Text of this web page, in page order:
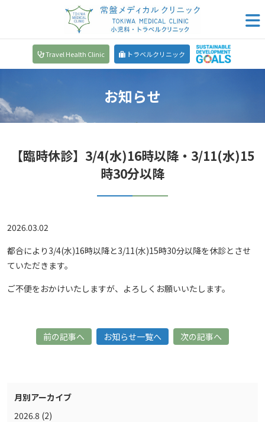
Travel Health Clinic トラベルクリニック
お知らせ
【臨時休診】3/4(水)16時以降・3/11(水)15
時30分以降
2026.03.02
都合により3/4(水)16時以降と3/11(水)15時30分以降を休診とさせ
ていただきます。
ご不便をおかけいたしますが、よろしくお願いいたします。
前の記事へ お知らせ一覧へ 次の記事へ
月別アーカイブ
2026.8 (2)